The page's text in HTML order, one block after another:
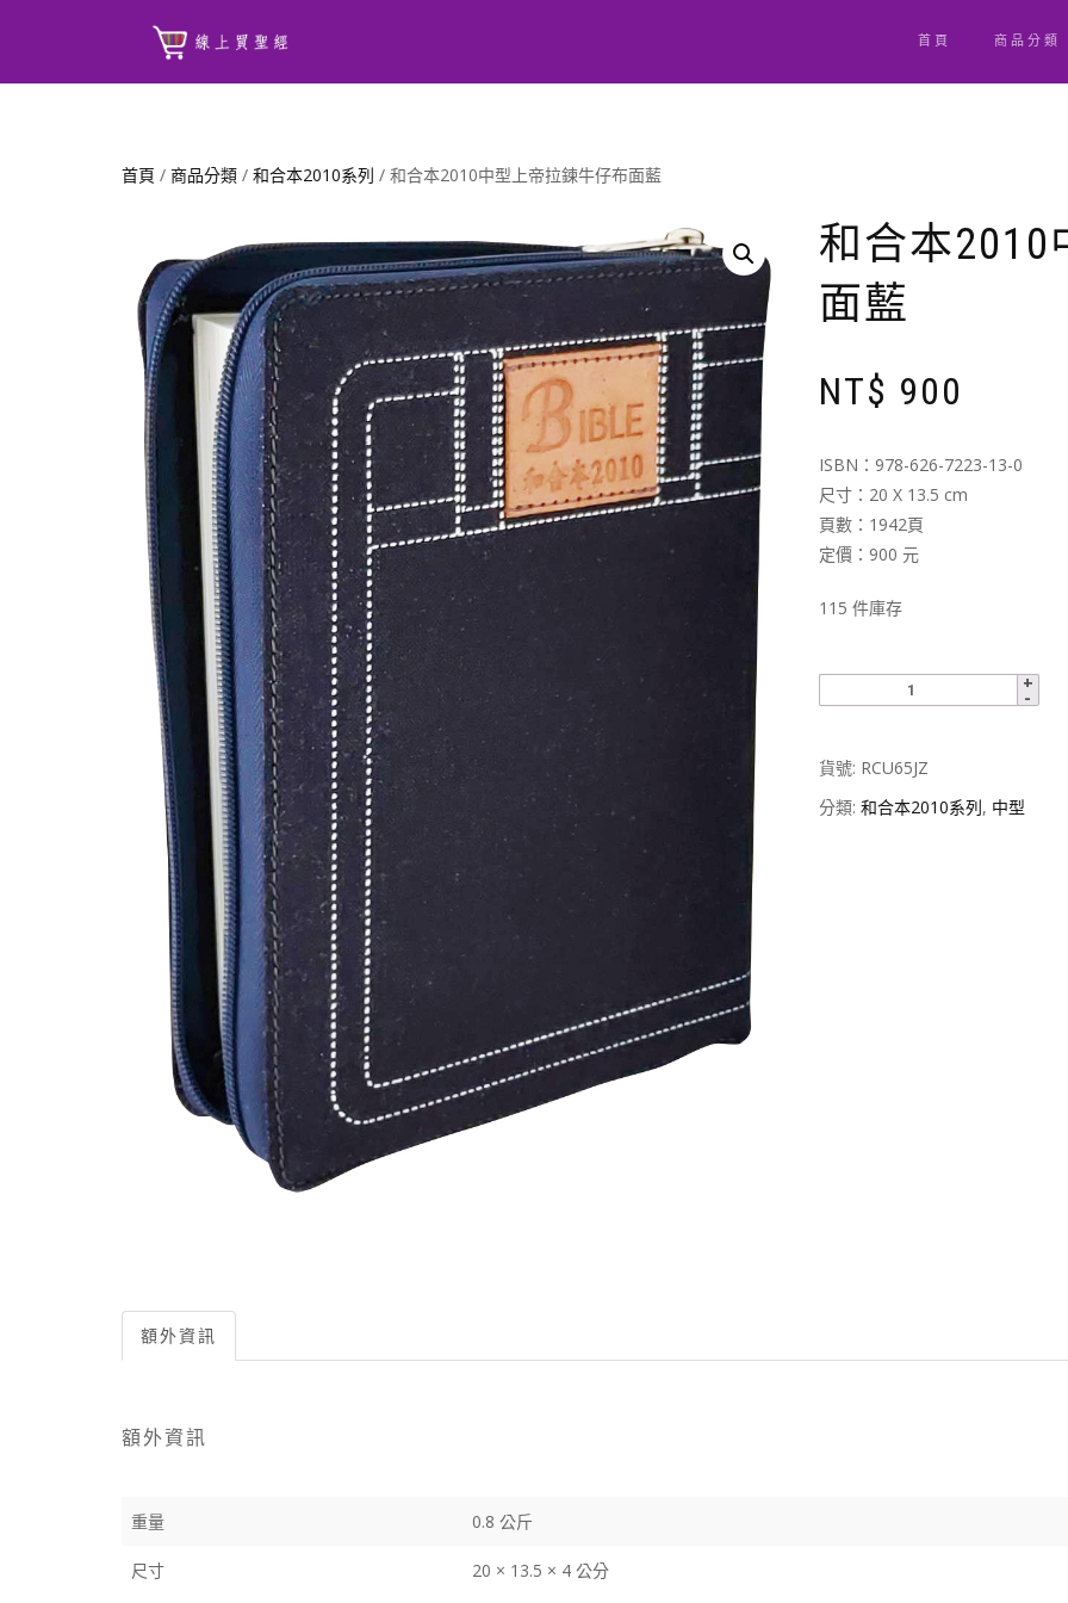
首頁 商品分類
首頁 / 商品分類 / 和合本2010系列 / 和合本2010中型上帝拉鍊牛仔布面藍
和合本2010
面藍
NT$ 900
ISBN：978-626-7223-13-0
尺寸：20 X 13.5 cm
頁數：1942頁
定價：900 元
115 件庫存
貨號: RCU65JZ
分類: 和合本2010系列, 中型
額外資訊
額外資訊
重量 0.8 公斤
尺寸 20 × 13.5 × 4 公分